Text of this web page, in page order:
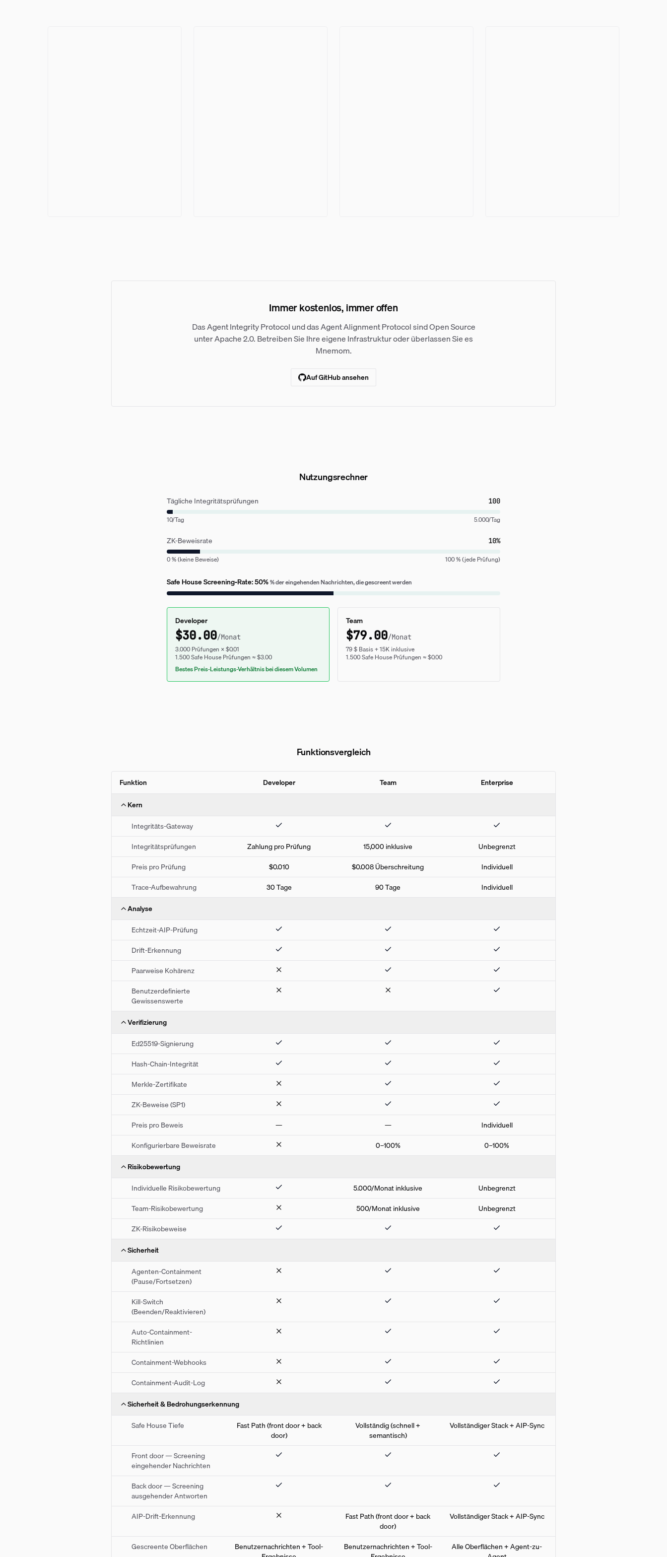
Immer kostenlos, immer offen
Das Agent Integrity Protocol und das Agent Alignment Protocol sind Open Source
unter Apache 2.0. Betreiben Sie Ihre eigene Infrastruktur oder überlassen Sie es
Mnemom.
Auf GitHub ansehen
Nutzungsrechner
Tägliche Integritätsprüfungen 100
10/Tag 5.000/Tag
ZK-Beweisrate 10%
0 % (keine Beweise) 100 % (jede Prüfung)
Safe House Screening-Rate:50%% der eingehenden Nachrichten, die gescreent werden
Developer
$30.00/Monat
3.000 Prüfungen × $0.01
1.500 Safe House Prüfungen ≈ $3.00
Bestes Preis-Leistungs-Verhältnis bei diesem Volumen
Team
$79.00/Monat
79 $ Basis + 15K inklusive
1.500 Safe House Prüfungen ≈ $0.00
Funktionsvergleich
Funktion Developer Team Enterprise
Kern
Integritäts-Gateway
Integritätsprüfungen
Zahlung pro Prüfung 15,000 inklusive
Unbegrenzt
Preis pro Prüfung
$0.010 $0.008 Überschreitung
Individuell
Trace-Aufbewahrung
30 Tage 90 Tage
Individuell
Analyse
Echtzeit-AIP-Prüfung
Drift-Erkennung
Paarweise Kohärenz
Benutzerdefinierte
Gewissenswerte
Verifizierung
Ed25519-Signierung
Hash-Chain-Integrität
Merkle-Zertifikate
ZK-Beweise (SP1)
Preis pro Beweis
— —
Individuell
Konfigurierbare Beweisrate
0–100%
0–100%
Risikobewertung
Individuelle Risikobewertung
5.000/Monat inklusive
Unbegrenzt
Team-Risikobewertung
500/Monat inklusive
Unbegrenzt
ZK-Risikobeweise
Sicherheit
Agenten-Containment
(Pause/Fortsetzen)
Kill-Switch
(Beenden/Reaktivieren)
Auto-Containment-
Richtlinien
Containment-Webhooks
Containment-Audit-Log
Sicherheit & Bedrohungserkennung
Safe House Tiefe
Fast Path (front door + back
door)
Vollständig (schnell +
semantisch)
Vollständiger Stack + AIP-Sync
Front door — Screening
eingehender Nachrichten
Back door — Screening
ausgehender Antworten
AIP-Drift-Erkennung
Fast Path (front door + back
door)
Vollständiger Stack + AIP-Sync
Gescreente Oberflächen
Benutzernachrichten + Tool-
Benutzernachrichten + Tool-
Alle Oberflächen + Agent-zu-